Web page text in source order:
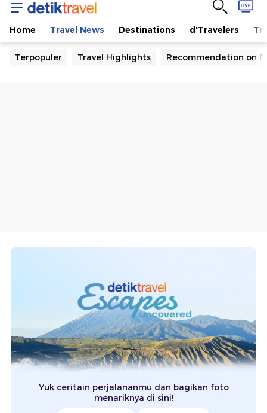
Home Travel News Destinations d'Travelers
Terpopuler Travel Highlights Recommendation on
Yuk ceritain perjalananmu dan bagikan foto
menariknya di sini!